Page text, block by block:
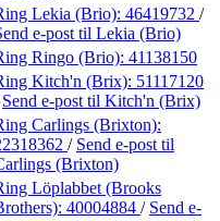
Lekia (Brio): 46419732 /
e-post til Lekia (Brio)
Ringo (Brio): 41138150
Kitch'n (Brix): 51117120
Send e-post til Kitch'n (Brix)
Carlings (Brixton):
/ Send e-post til
(Brixton)
Löplabbet (Brooks
40004884 / Send e-